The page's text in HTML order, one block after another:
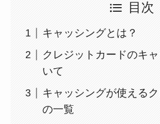
目次
キャッシングとは？
クレジットカードのキ
いて
キャッシングが使える
の一覧